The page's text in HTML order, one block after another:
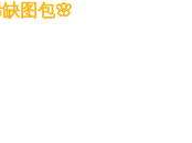
图包🌸